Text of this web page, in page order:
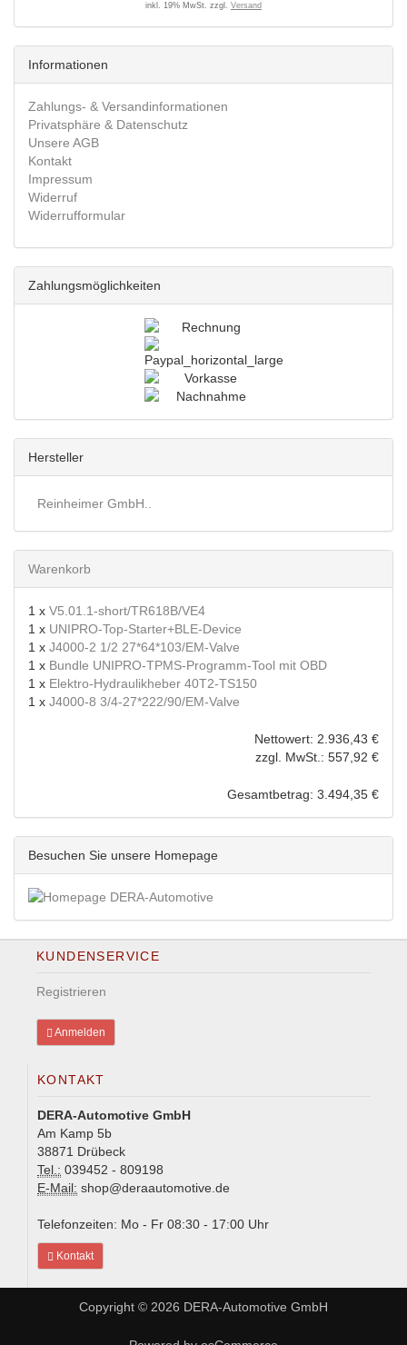
inkl. 19% MwSt. zzgl. Versand
Informationen
Zahlungs- & Versandinformationen
Privatsphäre & Datenschutz
Unsere AGB
Kontakt
Impressum
Widerruf
Widerrufformular
Zahlungsmöglichkeiten
Hersteller
Reinheimer GmbH..
Warenkorb
1 x V5.01.1-short/TR618B/VE4
1 x UNIPRO-Top-Starter+BLE-Device
1 x J4000-2 1/2 27*64*103/EM-Valve
1 x Bundle UNIPRO-TPMS-Programm-Tool mit OBD
1 x Elektro-Hydraulikheber 40T2-TS150
1 x J4000-8 3/4-27*222/90/EM-Valve
Nettowert: 2.936,43 €
zzgl. MwSt.: 557,92 €
Gesamtbetrag: 3.494,35 €
Besuchen Sie unsere Homepage
KUNDENSERVICE
Registrieren
Anmelden
KONTAKT
DERA-Automotive GmbH
Am Kamp 5b
38871 Drübeck
Tel.: 039452 - 809198
E-Mail: shop@deraautomotive.de
Telefonzeiten: Mo - Fr 08:30 - 17:00 Uhr
Kontakt
Copyright © 2026 DERA-Automotive GmbH